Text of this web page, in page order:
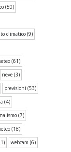
(50)
climatico (9)
(61)
neve (3)
previsioni (53)
(4)
(7)
(18)
webcam (6)